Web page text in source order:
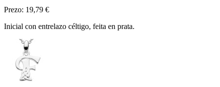
Prezo: 19,79 €
Inicial con entrelazo céltigo, feita en prata.